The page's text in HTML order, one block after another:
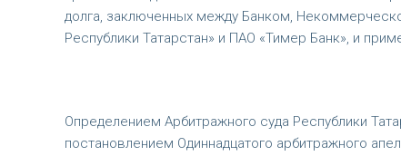
долга, заключенных между Банком,
Республики Татарстан» и ПАО «Тимер Банк», и
Определением Арбитражного суда Республики
постановлением Одиннадцатого арбитражного